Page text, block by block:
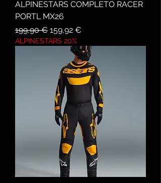
ALPINESTARS COMPLETO RACER
PORTL MX26
Prezzo regolare
199,90 € Prezzo scontato
159,92 €
ALPINESTARS 20%